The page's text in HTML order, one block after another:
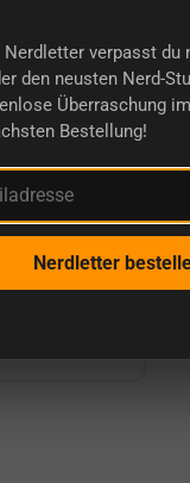
kamen
alle und
verpasst du
den neusten Nerd-
Überraschung
Bestellung!
Nerdletter